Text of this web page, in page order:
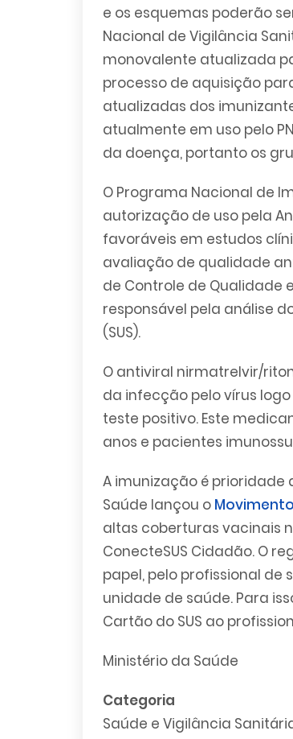
e os esquemas poderão
Nacional de Vigilância
monovalente atualizada
processo de aquisição
atualizadas dos
atualmente em uso pelo
da doença, portanto os
O Programa Nacional de
autorização de uso pela
favoráveis em estudos
avaliação de qualidade
de Controle de Qualidade
responsável pela análise
(SUS).
O antiviral nirmatrelvir/
da infecção pelo vírus
teste positivo. Este
anos e pacientes
A imunização é prioridade
Saúde lançou o
altas coberturas vacinais
ConecteSUS Cidadão. O
papel, pelo profissional de
unidade de saúde. Para
Cartão do SUS ao
Ministério da Saúde
Categoria
Saúde e Vigilância